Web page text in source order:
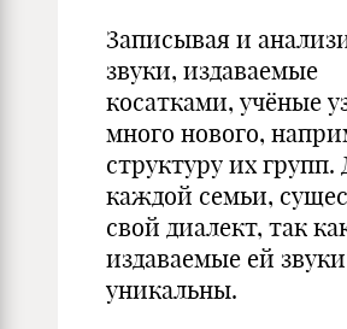
Записывая и
звуки, издаваемые
косатками, учёные
много нового,
структуру их групп.
каждой семьи,
свой диалект, так
издаваемые ей звуки
уникальны.